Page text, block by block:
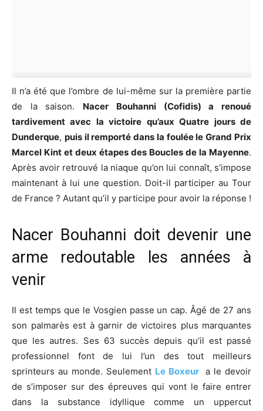
Il n’a été que l’ombre de lui-même sur la première partie
de la saison. Nacer Bouhanni (Cofidis) a renoué
tardivement avec la victoire qu’aux Quatre jours de
Dunderque, puis il remporté dans la foulée le Grand Prix
Marcel Kint et deux étapes des Boucles de la Mayenne.
Après avoir retrouvé la niaque qu’on lui connaît, s’impose
maintenant à lui une question. Doit-il participer au Tour
de France ? Autant qu’il y participe pour avoir la réponse !
Nacer Bouhanni doit devenir une
arme redoutable les années à
venir
Il est temps que le Vosgien passe un cap. Âgé de 27 ans
son palmarès est à garnir de victoires plus marquantes
que les autres. Ses 63 succès depuis qu’il est passé
professionnel font de lui l’un des tout meilleurs
sprinteurs au monde. Seulement Le Boxeur a le devoir
de s’imposer sur des épreuves qui vont le faire entrer
dans la substance idyllique comme un uppercut